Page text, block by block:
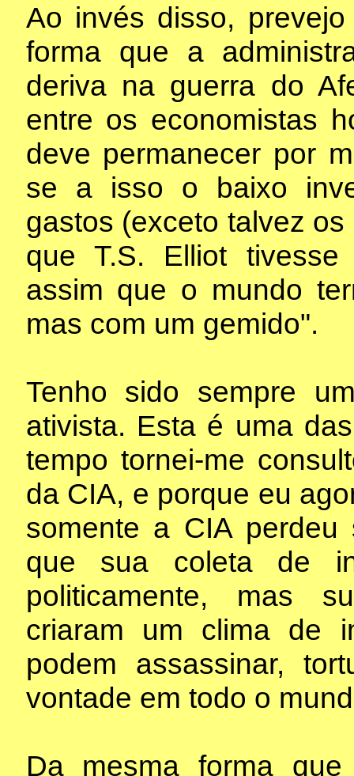
Ao invés disso,
forma que a
deriva na guerra do
entre os economistas
deve permanecer por
se a isso o baixo
gastos (exceto talvez
que T.S. Elliot
assim que o mundo
mas com um gemido".
Tenho sido sempre
ativista. Esta é uma
tempo tornei-me
da CIA, e porque eu
somente a CIA
que sua coleta de
politicamente, mas
criaram um clima de
podem assassinar,
vontade em todo o
Da mesma forma